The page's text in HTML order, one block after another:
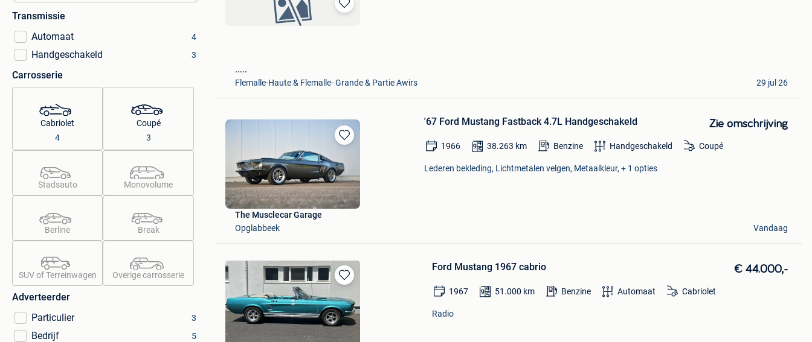
Transmissie
Automaat
4
Handgeschakeld 3
Carrosserie
Cabriolet
4
Coupé
3
Stadsauto Monovolume
Berline Break
SUV of Terreinwagen Overige carrosserie
Adverteerder
Particulier
3
Bedrijf 5
Bewaren
.....
Flemalle-Haute & Flemalle- Grande & Partie Awirs
29 jul 26
Bewaren
Mijn
Favorieten
'67 Ford Mustang Fastback 4.7L Handgeschakeld Zie omschrijving
1966 38.263 km Benzine Handgeschakeld Coupé
Lederen bekleding, Lichtmetalen velgen, Metaalkleur, + 1 opties
The Musclecar Garage
Opglabbeek
Vandaag
Bewaren
in
Mijn
Favorieten
Ford Mustang 1967 cabrio € 44.000,-
1967 51.000 km Benzine Automaat Cabriolet
Radio